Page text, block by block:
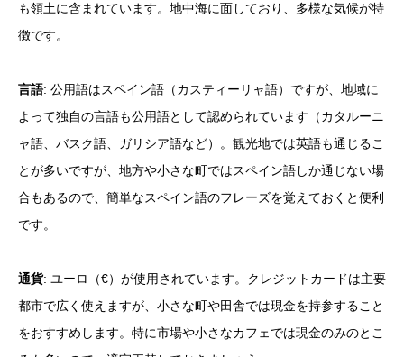
も領土に含まれています。地中海に面しており、多様な気候が特
徴です。
言語: 公用語はスペイン語（カスティーリャ語）ですが、地域に
よって独自の言語も公用語として認められています（カタルーニ
ャ語、バスク語、ガリシア語など）。観光地では英語も通じるこ
とが多いですが、地方や小さな町ではスペイン語しか通じない場
合もあるので、簡単なスペイン語のフレーズを覚えておくと便利
です。
通貨: ユーロ（€）が使用されています。クレジットカードは主要
都市で広く使えますが、小さな町や田舎では現金を持参すること
をおすすめします。特に市場や小さなカフェでは現金のみのとこ